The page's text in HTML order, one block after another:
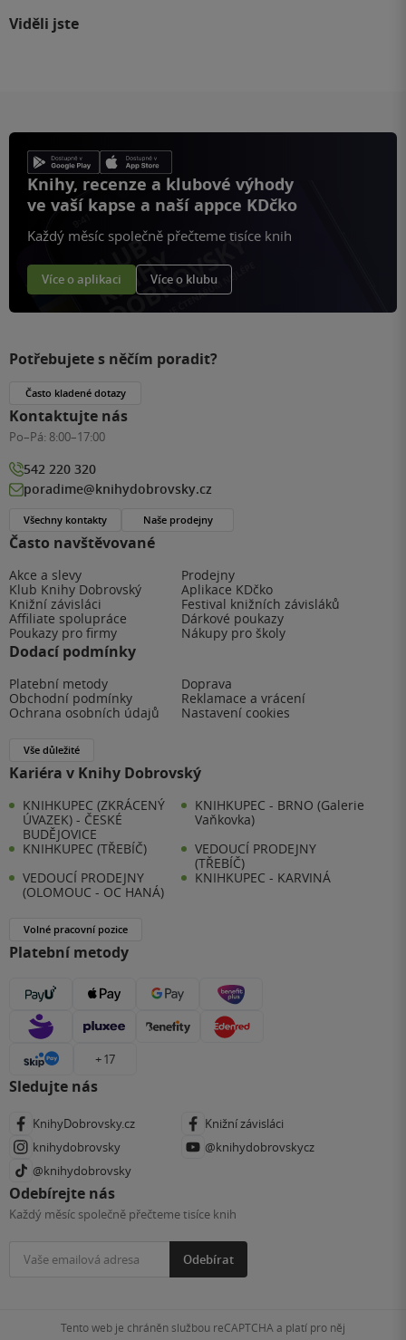
Viděli jste
Knihy, recenze a klubové výhody
ve vaší kapse a naší appce KDčko
Každý měsíc společně přečteme tisíce knih
Více o aplikaci Více o klubu
Často navštěvované
Akce a slevy
Prodejny
Klub Knihy Dobrovský
Aplikace KDčko
Knižní závisláci
Festival knižních závisláků
Affiliate spolupráce
Dárkové poukazy
Poukazy pro firmy
Nákupy pro školy
Dodací podmínky
Platební metody
Doprava
Obchodní podmínky
Reklamace a vrácení
Ochrana osobních údajů
Nastavení cookies
Vše důležité
Kariéra v Knihy Dobrovský
KNIHKUPEC (ZKRÁCENÝ
ÚVAZEK) - ČESKÉ
BUDĚJOVICE
KNIHKUPEC - BRNO (Galerie
Vaňkovka)
KNIHKUPEC (TŘEBÍČ)
VEDOUCÍ PRODEJNY
(TŘEBÍČ)
VEDOUCÍ PRODEJNY
(OLOMOUC - OC HANÁ)
KNIHKUPEC - KARVINÁ
Volné pracovní pozice
Platební metody
+ 17
Sledujte nás
KnihyDobrovsky.cz
Knižní závisláci
knihydobrovsky
@knihydobrovskycz
@knihydobrovsky
Odebírejte nás
Každý měsíc společně přečteme tisíce knih
Odebírat
Potřebujete s něčím poradit?
Často kladené dotazy
Kontaktujte nás
Po–Pá: 8:00–17:00
542 220 320
poradime@knihydobrovsky.cz
Všechny kontakty Naše prodejny
Tento web je chráněn službou reCAPTCHA a platí pro něj